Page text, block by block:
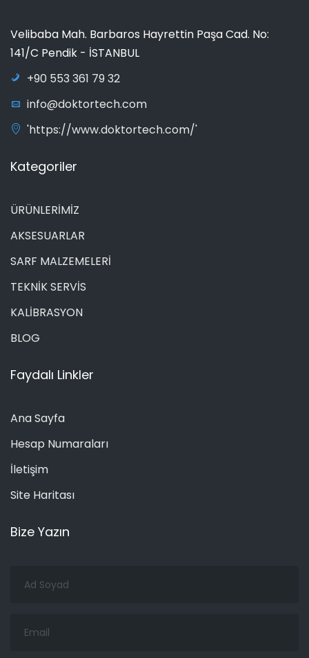
Velibaba Mah. Barbaros Hayrettin Paşa Cad. No:
141/C Pendik - İSTANBUL
+90 553 361 79 32
info@doktortech.com
'https://www.doktortech.com/'
Kategoriler
ÜRÜNLERİMİZ
AKSESUARLAR
SARF MALZEMELERİ
TEKNİK SERVİS
KALİBRASYON
BLOG
Faydalı Linkler
Ana Sayfa
Hesap Numaraları
İletişim
Site Haritası
Bize Yazın
Soyad